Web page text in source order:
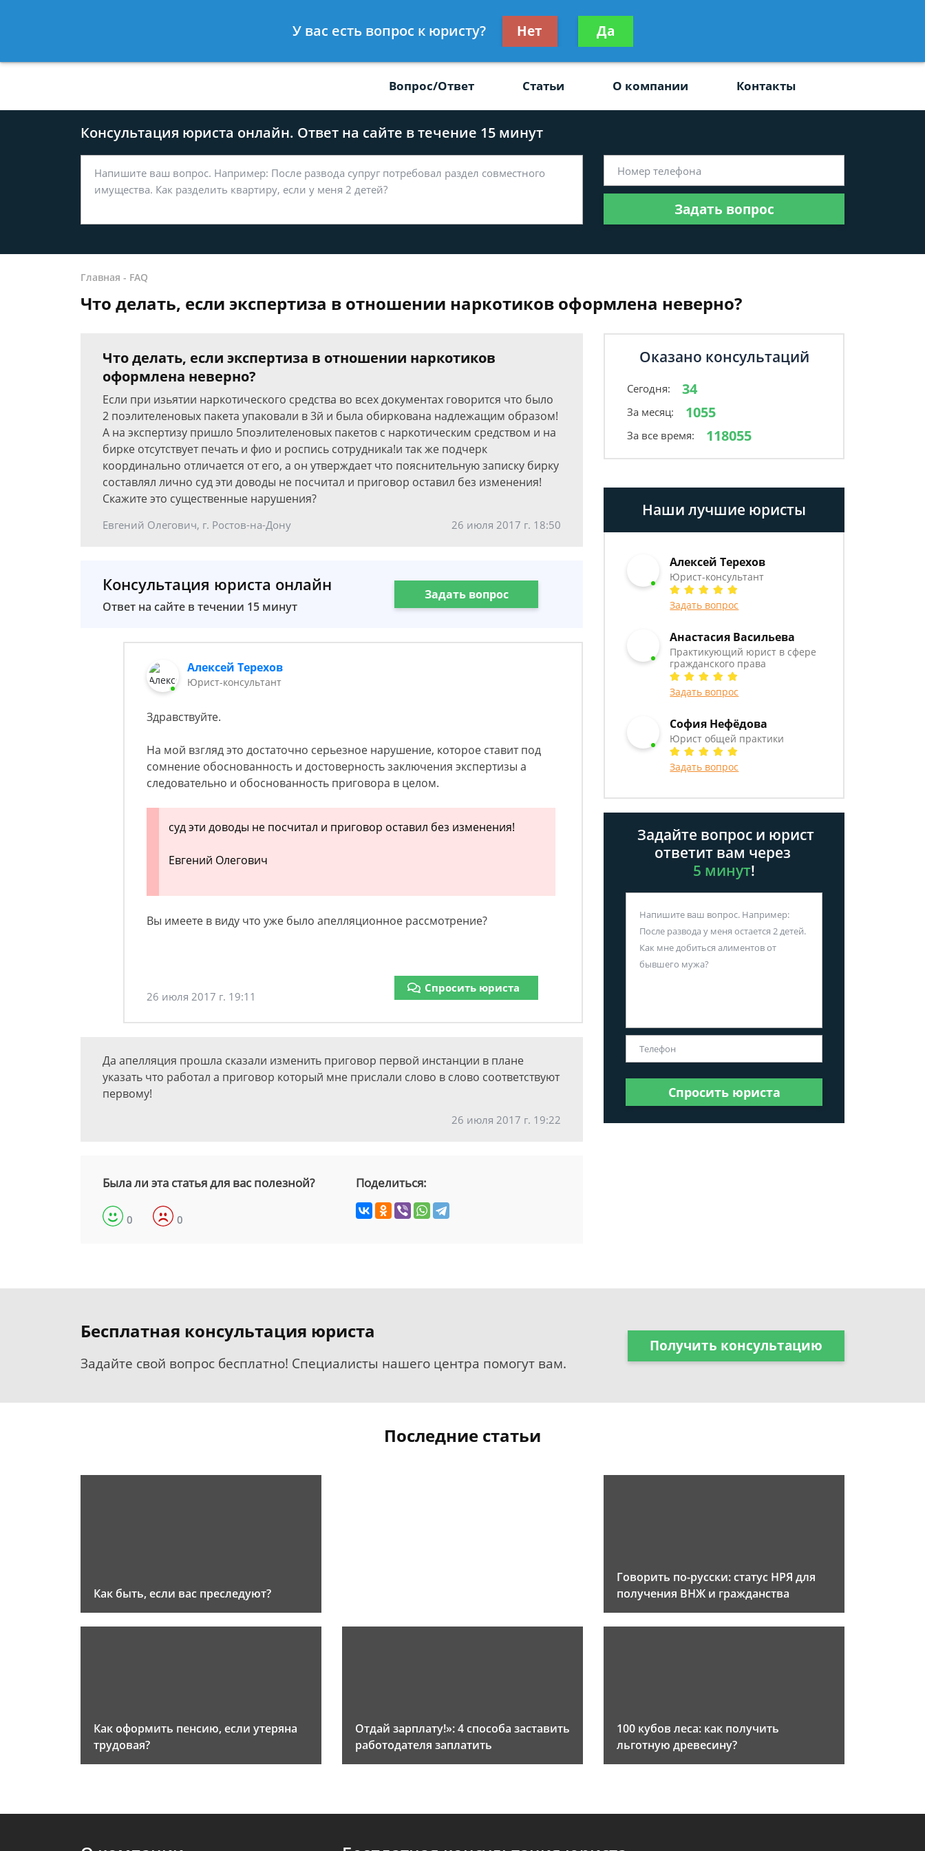
8 812 509-27-47
Получите консультацию
бесплатно
Вопрос/Ответ Статьи О компании Контакты
Консультация юриста онлайн. Ответ на сайте в течение 15 минут
Задать вопрос
Главная - FAQ
Что делать, если экспертиза в отношении наркотиков оформлена неверно?
Что делать, если экспертиза в отношении наркотиков
оформлена неверно?
Если при изьятии наркотического средства во всех документах говорится что было
2 поэлителеновых пакета упаковали в 3й и была обиркована надлежащим образом!
А на экспертизу пришло 5поэлителеновых пакетов с наркотическим средством и на
бирке отсутствует печать и фио и роспись сотрудника!и так же подчерк
координально отличается от его, а он утверждает что пояснительную записку бирку
составлял лично суд эти доводы не посчитал и приговор оставил без изменения!
Скажите это существенные нарушения?
Евгений Олегович, г. Ростов-на-Дону 26 июля 2017 г. 18:50
Консультация юриста онлайн
Ответ на сайте в течении 15 минут
Задать вопрос
Алексей Терехов
Юрист-консультант
Здравствуйте.
На мой взгляд это достаточно серьезное нарушение, которое ставит под
сомнение обоснованность и достоверность заключения экспертизы а
следовательно и обоснованность приговора в целом.
суд эти доводы не посчитал и приговор оставил без изменения!
Евгений Олегович
Вы имеете в виду что уже было апелляционное рассмотрение?
26 июля 2017 г. 19:11
Спросить юриста
Да апелляция прошла сказали изменить приговор первой инстанции в плане
указать что работал а приговор который мне прислали слово в слово соответствуют
первому!
26 июля 2017 г. 19:22
Была ли эта статья для вас полезной?
0 0
Поделиться:
Оказано консультаций
Сегодня: 34
За месяц: 1055
За все время: 118055
Наши лучшие юристы
Алексей Терехов
Юрист-консультант
Задать вопрос
Анастасия Васильева
Практикующий юрист в сфере
гражданского права
Задать вопрос
София Нефёдова
Юрист общей практики
Задать вопрос
Задайте вопрос и юрист
ответит вам через
5 минут!
Спросить юриста
Бесплатная консультация юриста
Задайте свой вопрос бесплатно! Специалисты нашего центра помогут вам.
Получить консультацию
Последние статьи
Как быть, если вас преследуют?
Говорить по-русски: статус НРЯ для
получения ВНЖ и гражданства
Как оформить пенсию, если утеряна
трудовая?
Отдай зарплату!»: 4 способа заставить
работодателя заплатить
100 кубов леса: как получить
льготную древесину?
У вас есть вопрос к юристу? Нет Да